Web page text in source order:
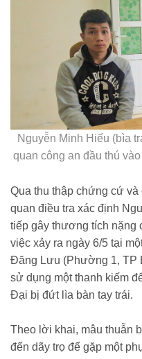
Nguyễn Minh Hiếu (bìa
quan công an đầu thú
Qua thu thập chứng cứ
quan điều tra xác định
tiếp gây thương tích nặng
việc xảy ra ngày 6/5 tại
Đăng Lưu (Phường 1, TP
sử dụng một thanh kiếm
Đại bị đứt lìa bàn tay trái.
Theo lời khai, mâu thuẫn
đến dãy trọ để gặp một